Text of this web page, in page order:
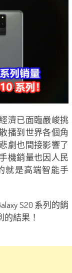
濟已面臨嚴峻挑
播到世界各個角
劇也間接影響了
機銷量也因人民
就是高端智能手
S20 系列的銷
結果！